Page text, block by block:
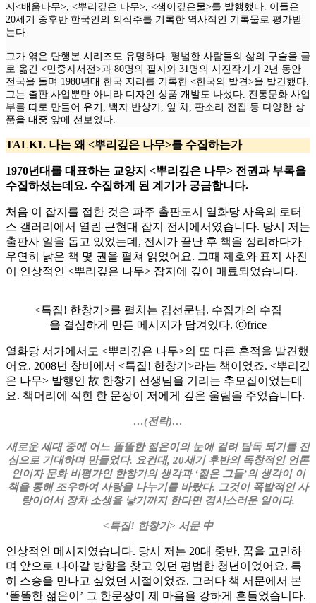
지<배움나무>, <뿌리깊은 나무>, <샘이깊은물>를 발행했다. 이들은
20세기 중후반 한국인의 의식주를 기록한 역사적인 기록물로 평가받
는다.
그가 엮은 단행본 시리즈도 유명하다. 평범한 사람들의 삶의 구술을 글
로 옮긴 <민중자서전>과 80명의 필자와 31명의 사진작가가 2년 동안
전국을 돌며 1980년대 한국 지리를 기록한 <한국의 발견>을 발간했다.
그는 출판 사업뿐만 아니라 디자인 상품 개발도 나섰다. 전통문화 사업
부를 따로 만들어 유기, 백자 반상기, 잎 차, 판소리 전집 등 다양한 상
품을 대중 앞에 선보였다.
TALK1. 나는 왜 <뿌리깊은 나무>를 수집하는가
1970년대를 대표하는 교양지 <뿌리깊은 나무> 전권과 부록을
수집하셨는데요. 수집하게 된 계기가 궁금합니다.
처음 이 잡지를 접한 것은 파주 출판도시 열화당 사옥의 로터
스 갤러리에서 열린 근현대 잡지 전시에서였습니다. 당시 저는
출판사 일을 돕고 있었는데, 전시가 끝난 후 책을 정리하다가
우연히 낡은 책 몇 권을 펼쳐 읽었어요. 그때 제호와 표지 사진
이 인상적인 <뿌리깊은 나무> 잡지에 깊이 매료되었습니다.
<특집! 한창기>를 펼치는 김선문님. 수집가의 수집
을 결심하게 만든 메시지가 담겨있다. ⓒfrice
열화당 서가에서도 <뿌리깊은 나무>의 또 다른 흔적을 발견했
어요. 2008년 창비에서 <특집! 한창기>라는 책이었죠. <뿌리깊
은 나무> 발행인 故 한창기 선생님을 기리는 추모집이었는데
요. 책머리에 적힌 한 문장이 저에게 깊은 울림을 주었습니다.
…(전략)…
새로운 세대 중에 어느 똘똘한 젊은이의 눈에 걸려 탐독 되기를 진
심으로 기대하며 만들었다. 요컨대, 20세기 후반의 독창적인 언론
인이자 문화 비평가인 한창기의 생각과 ‘젊은 그들’의 생각이 이
책을 통해 조우하여 사랑을 나누기를 바랐다. 그것이 폭발적인 사
랑이어서 장차 소생을 낳기까지 한다면 경사스러운 일이다.
<특집! 한창기> 서문 中
인상적인 메시지였습니다. 당시 저는 20대 중반, 꿈을 고민하
며 앞으로 나아갈 방향을 찾고 있던 평범한 청년이었어요. 특
히 스승을 만나고 싶었던 시절이었죠. 그러다 책 서문에서 본
‘똘똘한 젊은이’ 그 한문장이 제 마음을 강하게 흔들었습니다.